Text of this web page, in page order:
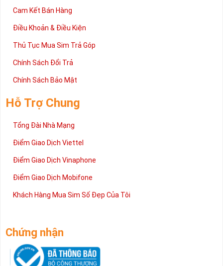
Cam Kết Bán Hàng
Điều Khoản & Điều Kiện
Thủ Tục Mua Sim Trả Góp
Chính Sách Đổi Trả
Chính Sách Bảo Mật
Hỗ Trợ Chung
Tổng Đài Nhà Mạng
Điểm Giao Dịch Viettel
Điểm Giao Dịch Vinaphone
Điểm Giao Dịch Mobifone
Khách Hàng Mua Sim Số Đẹp Của Tôi
Chứng nhận